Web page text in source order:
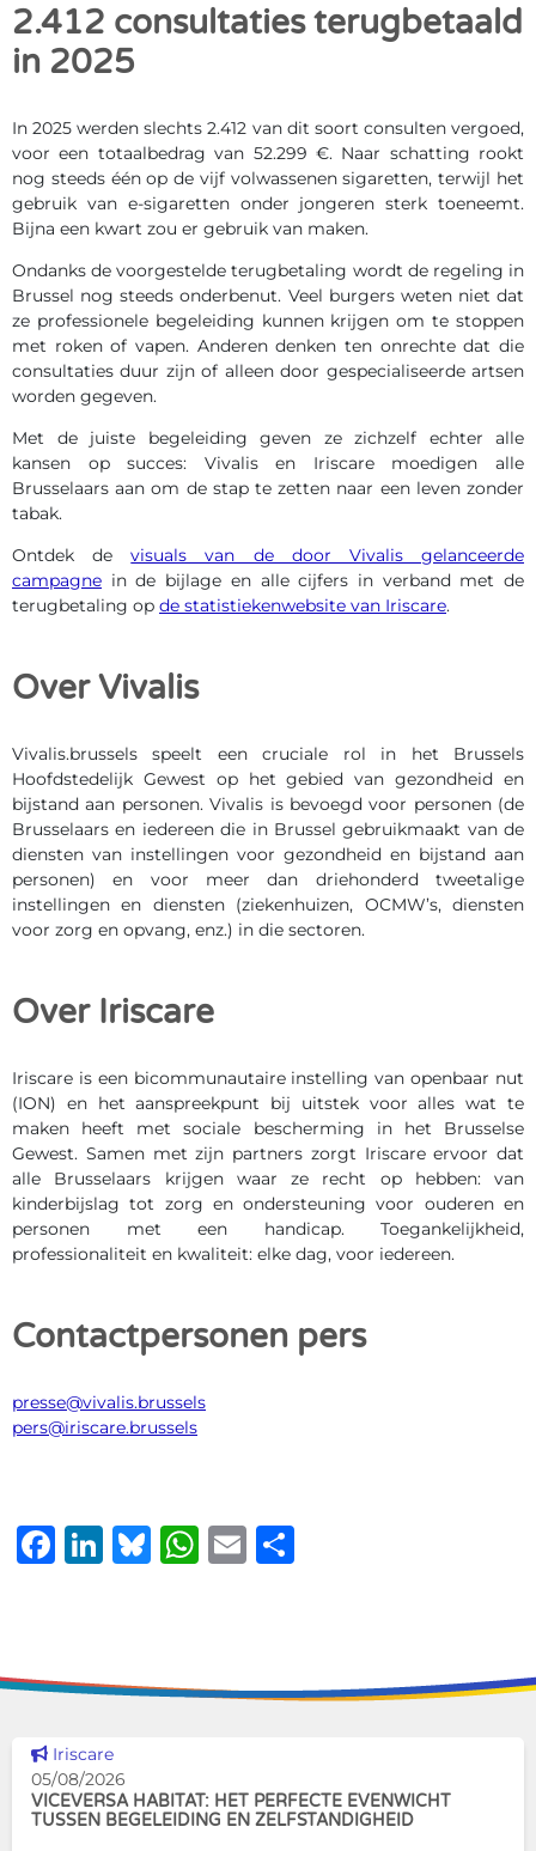
2.412 consultaties terugbetaald
in 2025
In 2025 werden slechts 2.412 van dit soort consulten vergoed,
voor een totaalbedrag van 52.299 €. Naar schatting rookt
nog steeds één op de vijf volwassenen sigaretten, terwijl het
gebruik van e-sigaretten onder jongeren sterk toeneemt.
Bijna een kwart zou er gebruik van maken.
Ondanks de voorgestelde terugbetaling wordt de regeling in
Brussel nog steeds onderbenut. Veel burgers weten niet dat
ze professionele begeleiding kunnen krijgen om te stoppen
met roken of vapen. Anderen denken ten onrechte dat die
consultaties duur zijn of alleen door gespecialiseerde artsen
worden gegeven.
Met de juiste begeleiding geven ze zichzelf echter alle
kansen op succes: Vivalis en Iriscare moedigen alle
Brusselaars aan om de stap te zetten naar een leven zonder
tabak.
Ontdek devisuals van de door Vivalis gelanceerde
campagne in de bijlage en alle cijfers in verband met de
terugbetaling op de statistiekenwebsite van Iriscare.
Over Vivalis
Vivalis.brussels speelt een cruciale rol in het Brussels
Hoofdstedelijk Gewest op het gebied van gezondheid en
bijstand aan personen. Vivalis is bevoegd voor personen (de
Brusselaars en iedereen die in Brussel gebruikmaakt van de
diensten van instellingen voor gezondheid en bijstand aan
personen) en voor meer dan driehonderd tweetalige
instellingen en diensten (ziekenhuizen, OCMW’s, diensten
voor zorg en opvang, enz.) in die sectoren.
Over Iriscare
Iriscare is een bicommunautaire instelling van openbaar nut
(ION) en het aanspreekpunt bij uitstek voor alles wat te
maken heeft met sociale bescherming in het Brusselse
Gewest. Samen met zijn partners zorgt Iriscare ervoor dat
alle Brusselaars krijgen waar ze recht op hebben: van
kinderbijslag tot zorg en ondersteuning voor ouderen en
personen met een handicap. Toegankelijkheid,
professionaliteit en kwaliteit: elke dag, voor iedereen.
Contactpersonen pers
presse@vivalis.brussels
pers@iriscare.brussels
Facebook
LinkedIn
Bluesky
WhatsApp
Email
Dit nieuws tonen
Iriscare
05/08/2026
VICEVERSA HABITAT: HET PERFECTE EVENWICHT
TUSSEN BEGELEIDING EN ZELFSTANDIGHEID